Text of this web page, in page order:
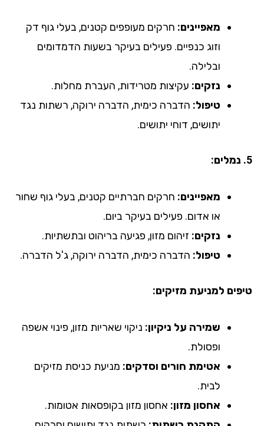
מאפיינים: חרקים מעופפים קטנים, בעלי גוף דק
וזוג כנפיים. פעילים בעיקר בשעות הדמדומים
ובלילה.
נזקים: עקיצות מטרידות, העברת מחלות.
טיפול: הדברה כימית, הדברה ירוקה, רשתות נגד
יתושים, דוחי יתושים.
5. נמלים:
מאפיינים: חרקים חברתיים קטנים, בעלי גוף שחור
או אדום. פעילים בעיקר ביום.
נזקים: זיהום מזון, פגיעה בריהוט ובתשתיות.
טיפול: הדברה כימית, הדברה ירוקה, ג'ל הדברה.
טיפים למניעת מזיקים:
שמירה על ניקיון: ניקוי שאריות מזון, פינוי אשפה
ופסולת.
אטימת חורים וסדקים: מניעת כניסת מזיקים
לבית.
אחסון מזון: אחסון מזון בקופסאות אטומות.